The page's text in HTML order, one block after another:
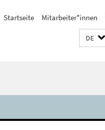
Startseite Mitarbeiter*innen
DE